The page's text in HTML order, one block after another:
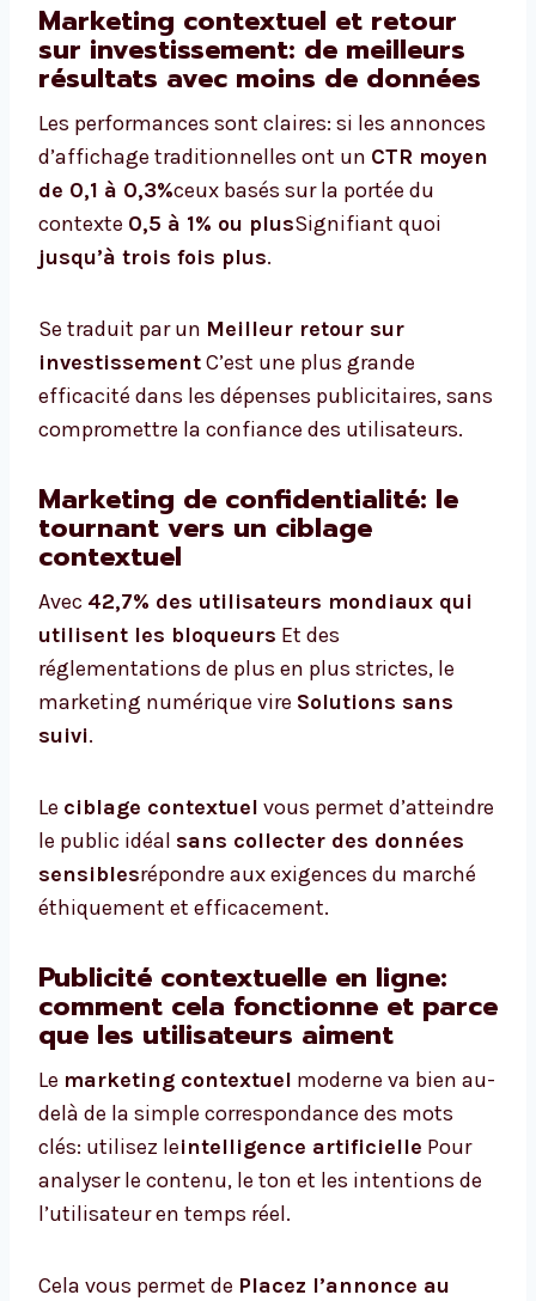
Marketing contextuel et retour
sur investissement: de meilleurs
résultats avec moins de données
Les performances sont claires: si les annonces
d’affichage traditionnelles ont un CTR moyen
de 0,1 à 0,3%ceux basés sur la portée du
contexte 0,5 à 1% ou plusSignifiant quoi
jusqu’à trois fois plus.
Se traduit par un Meilleur retour sur
investissementC’est une plus grande
efficacité dans les dépenses publicitaires, sans
compromettre la confiance des utilisateurs.
Marketing de confidentialité: le
tournant vers un ciblage
contextuel
Avec 42,7% des utilisateurs mondiaux qui
utilisent les bloqueurs Et des
réglementations de plus en plus strictes, le
marketing numérique vire Solutions sans
suivi.
Le ciblage contextuel vous permet d’atteindre
le public idéal sans collecter des données
sensiblesrépondre aux exigences du marché
éthiquement et efficacement.
Publicité contextuelle en ligne:
comment cela fonctionne et parce
que les utilisateurs aiment
Le marketing contextuel moderne va bien au-
delà de la simple correspondance des mots
clés: utilisez leintelligence artificielle Pour
analyser le contenu, le ton et les intentions de
l’utilisateur en temps réel.
Cela vous permet de Placez l’annonce au